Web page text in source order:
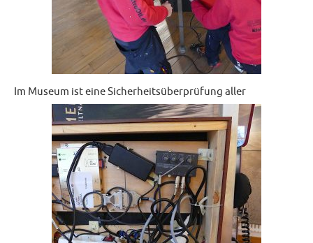
Im Museum ist eine Sicherheitsüberprüfung aller